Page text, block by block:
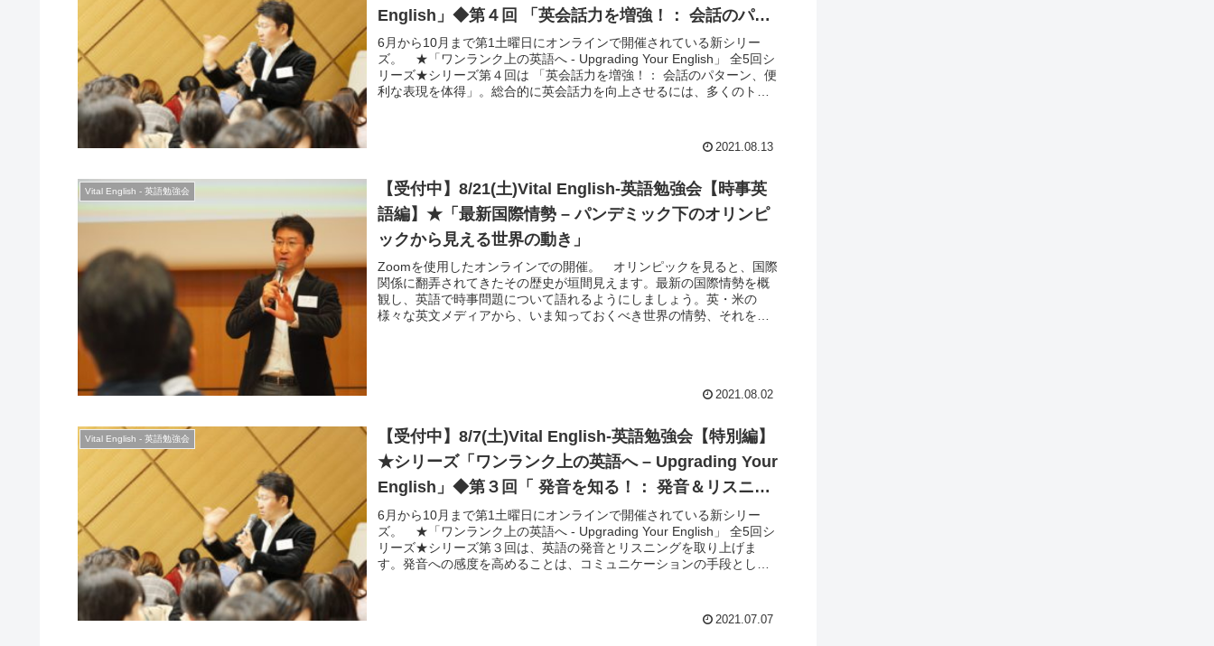
English」◆第４回 「英会話力を増強！： 会話のパタ
ーン、便利な表現を体得」
6月から10月まで第1土曜日にオンラインで開催されている新シリー
ズ。 ★「ワンランク上の英語へ - Upgrading Your English」 全5回シ
リーズ★シリーズ第４回は 「英会話力を増強！： 会話のパターン、便
利な表現を体得」。総合的に英会話力を向上させるには、多くのトレ
のセッションでは、知っておくべき頻出かつ重要な表現パターンをト
レーニング。会話がスムーズに進む便利な表現もご紹介します。ま
2021.08.13
Vital English - 英語勉強会
【受付中】8/21(土)Vital English-英語勉強会【時事英
語編】★「最新国際情勢 – パンデミック下のオリンピ
ックから見える世界の動き」
Zoomを使用したオンラインでの開催。 オリンピックを見ると、国際
関係に翻弄されてきたその歴史が垣間見えます。最新の国際情勢を概
観し、英語で時事問題について語れるようにしましょう。英・米の
様々な英文メディアから、いま知っておくべき世界の情勢、それを表
2021.08.02
Vital English - 英語勉強会
【受付中】8/7(土)Vital English-英語勉強会【特別編】
★シリーズ「ワンランク上の英語へ – Upgrading Your
English」◆第３回「 発音を知る！： 発音＆リスニン
グを改善」
6月から10月まで第1土曜日にオンラインで開催されている新シリー
ズ。 ★「ワンランク上の英語へ - Upgrading Your English」 全5回シ
リーズ★シリーズ第３回は、英語の発音とリスニングを取り上げま
す。発音への感度を高めることは、コミュニケーションの手段として
のコツ、プロソディー（リズム等）を解説し、実践的にトレーニン
グ。さらにリスニング力を向上させるための発音のポイントについて
2021.07.07